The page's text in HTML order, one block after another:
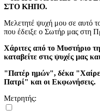
ΣΤΟ ΚΗΠΟ.
Μελετητέ ψυχή μου σε αυτό
που έδειξε ο Σωτήρ μας στη
Χάριτες από το Μυστήριο
καταβείτε στις ψυχές μας
"Πατέρ ημών", δέκα
Πατρί" και οι Εκφωνήσεις.
Μετρητής: